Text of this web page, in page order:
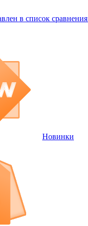
в список сравнения
Новинки